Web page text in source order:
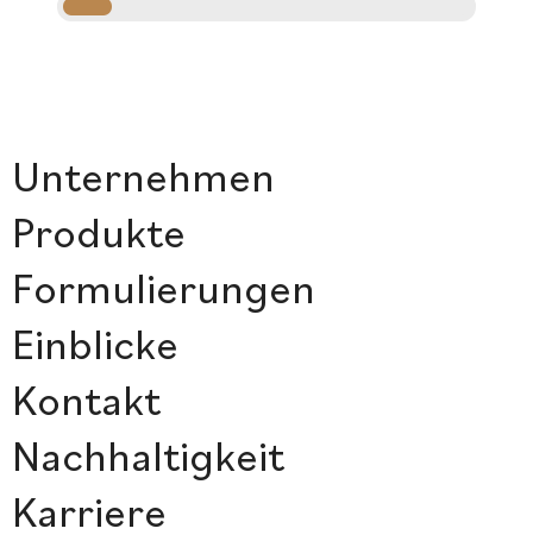
Unternehmen
Produkte
Formulierungen
Einblicke
Kontakt
Nachhaltigkeit
Karriere